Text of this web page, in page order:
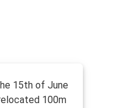
15th of June
100m